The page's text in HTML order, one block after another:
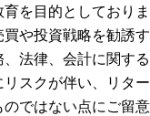
を目的としておりま
や投資戦略を勧誘す
法律、会計に関する
スクが伴い、リター
ではない点にご留意